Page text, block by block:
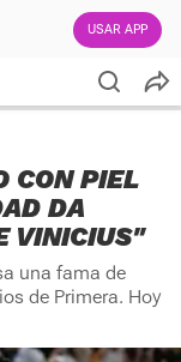
USAR APP
CON PIEL
DA
VINICIUS"
una fama de
de Primera. Hoy